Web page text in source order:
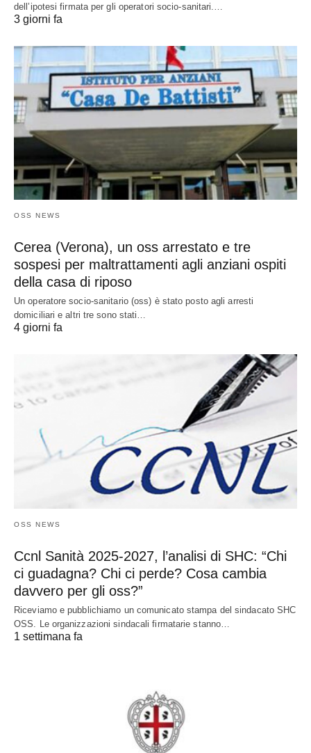
dell’ipotesi firmata per gli operatori socio-sanitari.…
3 giorni fa
OSS NEWS
Cerea (Verona), un oss arrestato e tre
sospesi per maltrattamenti agli anziani ospiti
della casa di riposo
Un operatore socio-sanitario (oss) è stato posto agli arresti
domiciliari e altri tre sono stati…
4 giorni fa
OSS NEWS
Ccnl Sanità 2025-2027, l’analisi di SHC: “Chi
ci guadagna? Chi ci perde? Cosa cambia
davvero per gli oss?”
Riceviamo e pubblichiamo un comunicato stampa del sindacato SHC
OSS. Le organizzazioni sindacali firmatarie stanno…
1 settimana fa